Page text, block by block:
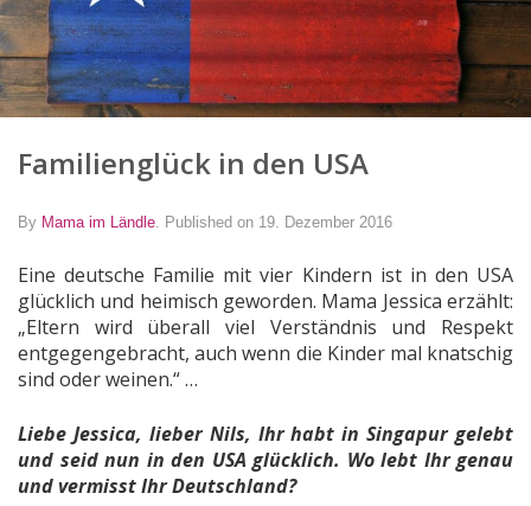
Familienglück in den USA
By Mama im Ländle Published on 19. Dezember 2016
Eine deutsche Familie mit vier Kindern ist in den USA
glücklich und heimisch geworden. Mama Jessica erzählt:
„Eltern wird überall viel Verständnis und Respekt
entgegengebracht, auch wenn die Kinder mal knatschig
sind oder weinen.“ …
Liebe Jessica, lieber Nils, Ihr habt in Singapur gelebt
und seid nun in den USA glücklich. Wo lebt Ihr genau
und vermisst Ihr Deutschland?